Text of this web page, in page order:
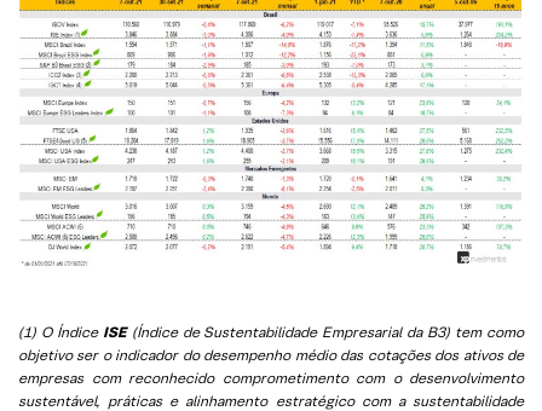
(1) O Índice ISE(Índice de Sustentabilidade Empresarial da B3) tem como
objetivo ser o indicador do desempenho médio das cotações dos ativos de
empresas com reconhecido comprometimento com o desenvolvimento
sustentável, práticas e alinhamento estratégico com a sustentabilidade